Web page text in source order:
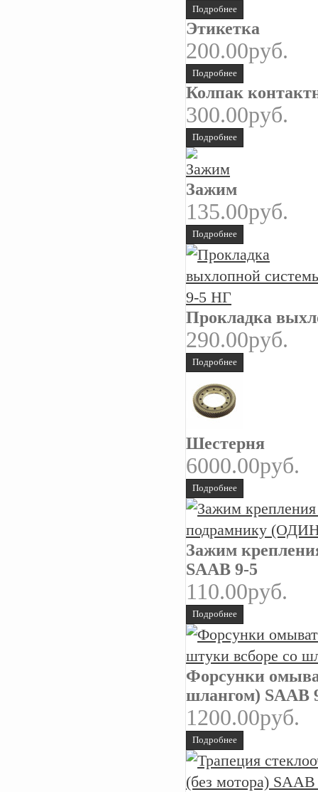
Подробнее
Этикетка
200.00руб.
Подробнее
Колпак
300.00руб.
Подробнее
Зажим
135.00руб.
Подробнее
Прокладка
290.00руб.
Подробнее
Шестерня
6000.00руб.
Подробнее
Зажим
SAAB 9-5
110.00руб.
Подробнее
Форсунки
шлангом) SAAB
1200.00руб.
Подробнее